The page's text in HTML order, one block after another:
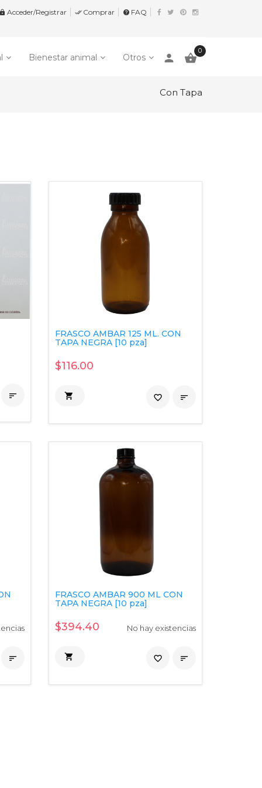
Acceder/Registrar  Comprar help FAQ
Bienestar animal Otros person 
0
Con Tapa

FRASCO AMBAR 125 ML. CON
TAPA NEGRA [10 pza]
$116.00
 
favorite_border

FRASCO AMBAR 900 ML CON
TAPA NEGRA [10 pza]
$394.40 No hay existencias
 
favorite_border